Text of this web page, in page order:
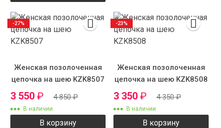
Женская позолоченная
цепочка на шею KZK8507
3 550 ₽ 4 850₽
В наличии
В корзину
-27%
Женская позолоченная
цепочка на шею KZK8508
3 350 ₽ 4 350₽
В наличии
В корзину
-23%